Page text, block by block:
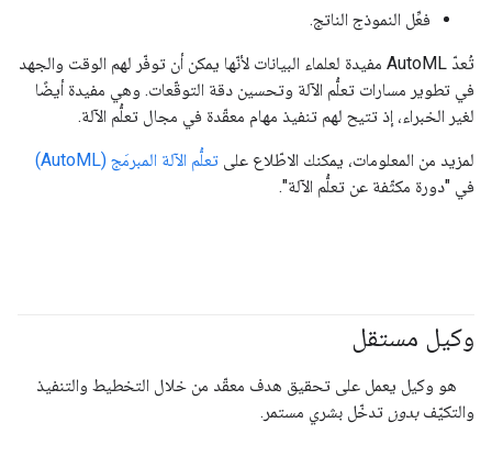
فعِّل النموذج الناتج.
تُعدّ AutoML مفيدة لعلماء البيانات لأنّها يمكن أن توفّر لهم الوقت والجهد
في تطوير مسارات تعلُّم الآلة وتحسين دقة التوقّعات. وهي مفيدة أيضًا
لغير الخبراء، إذ تتيح لهم تنفيذ مهام معقّدة في مجال تعلُّم الآلة.
لمزيد من المعلومات، يمكنك الاطّلاع على تعلُّم الآلة المبرمَج (AutoML)
في "دورة مكثّفة عن تعلُّم الآلة".
وكيل مستقل
هو وكيل يعمل على تحقيق هدف معقّد من خلال التخطيط والتنفيذ
والتكيّفبدون تدخّل بشري مستمر.